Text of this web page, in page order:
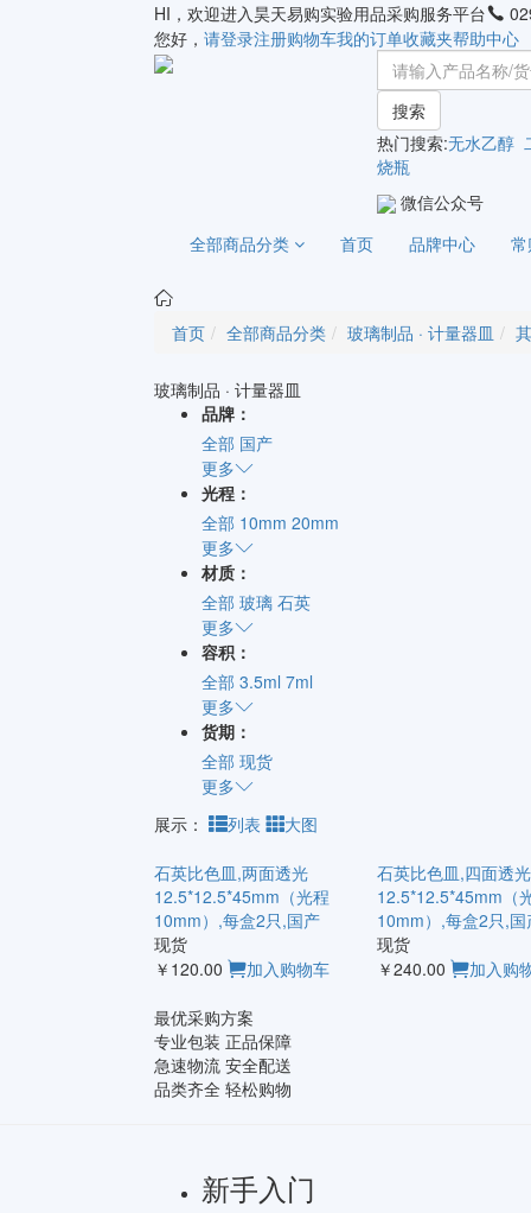
HI，欢迎进入昊天易购实验用品采购服务平台
您好， 请登录注册购物车我的订单收藏夹帮助中心
搜索
热门搜索:无水乙醇
烧瓶
微信公众号
全部商品分类
首页 品牌中心
首页 全部商品分类 玻璃制品 · 计量器皿
玻璃制品 · 计量器皿
品牌：
全部 国产
更多
光程：
全部 10mm 20mm
更多
材质：
全部 玻璃 石英
更多
容积：
全部 3.5ml 7ml
更多
货期：
全部 现货
更多
展示：
列表 大图
石英比色皿,两面透光
12.5*12.5*45mm（光程
10mm）,每盒2只,国产
现货
￥120.00
加入购物车
石英比色皿,四面透光
12.5*12.5*45mm（
10mm）,每盒2只,国
现货
￥240.00
加入购
最优采购方案
专业包装 正品保障
急速物流 安全配送
品类齐全 轻松购物
新手入门